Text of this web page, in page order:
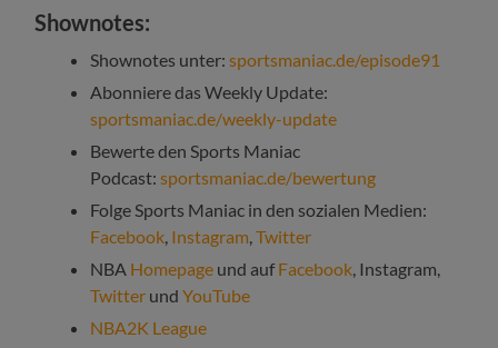
Shownotes:
Shownotes unter:sportsmaniac.de/episode91
Abonniere das Weekly Update:
sportsmaniac.de/weekly-update
Bewerte den Sports Maniac
Podcast:sportsmaniac.de/bewertung
Folge Sports Maniac in den sozialen Medien:
Facebook, Instagram,Twitter
NBA Homepage und auf Facebook, Instagram,
Twitter undYouTube
NBA2K League